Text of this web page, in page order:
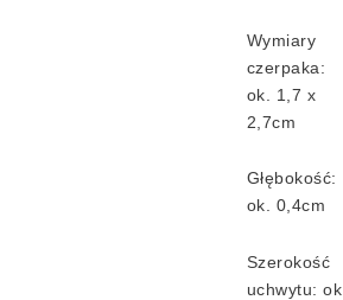
Wymiary
czerpaka:
ok. 1,7 x
2,7cm
Głębokość:
ok. 0,4cm
Szerokość
uchwytu: ok.